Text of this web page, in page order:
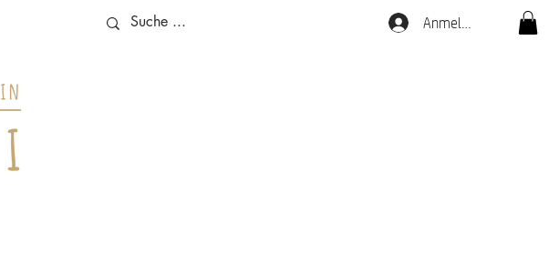
Anmelden